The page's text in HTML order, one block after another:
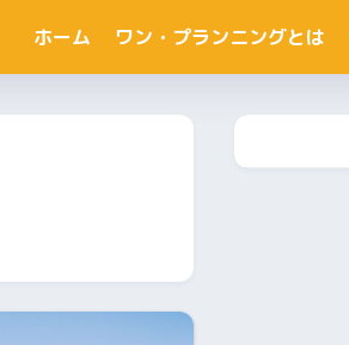
ホーム ワン・プランニングとは